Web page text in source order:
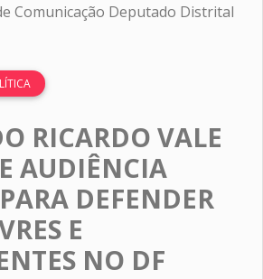
Comunicação Deputado Distrital
RICARDO VALE
AUDIÊNCIA
DEFENDER
E
NO DF